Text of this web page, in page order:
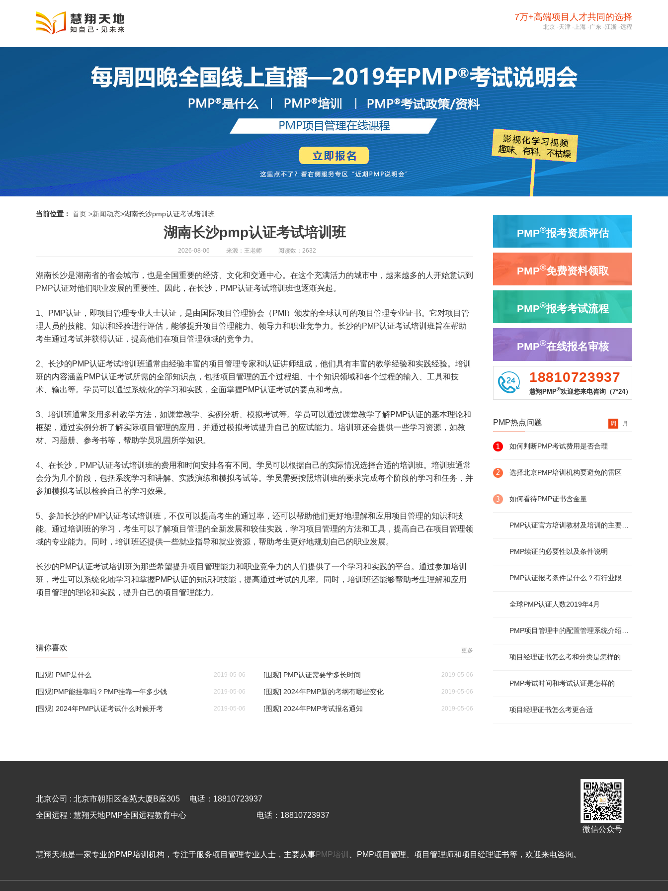
7万+高端项目人才共同的选择
北京 -天津 - 上海 -广东 -江浙 -远程
当前位置： 首页 >新闻动态>湖南长沙pmp认证考试培训班
湖南长沙pmp认证考试培训班
2026-08-06 来源：王老师 阅读数：2632
湖南长沙是湖南省的省会城市，也是全国重要的经济、文化和交通中心。在这个充满活力的城市中，越来越多的人开始意识到
PMP认证对他们职业发展的重要性。因此，在长沙，PMP认证考试培训班也逐渐兴起。
1、PMP认证，即项目管理专业人士认证，是由国际项目管理协会（PMI）颁发的全球认可的项目管理专业证书。它对项目管
理人员的技能、知识和经验进行评估，能够提升项目管理能力、领导力和职业竞争力。长沙的PMP认证考试培训班旨在帮助
考生通过考试并获得认证，提高他们在项目管理领域的竞争力。
2、长沙的PMP认证考试培训班通常由经验丰富的项目管理专家和认证讲师组成，他们具有丰富的教学经验和实践经验。培训
班的内容涵盖PMP认证考试所需的全部知识点，包括项目管理的五个过程组、十个知识领域和各个过程的输入、工具和技
术、输出等。学员可以通过系统化的学习和实践，全面掌握PMP认证考试的要点和考点。
3、培训班通常采用多种教学方法，如课堂教学、实例分析、模拟考试等。学员可以通过课堂教学了解PMP认证的基本理论和
框架，通过实例分析了解实际项目管理的应用，并通过模拟考试提升自己的应试能力。培训班还会提供一些学习资源，如教
材、习题册、参考书等，帮助学员巩固所学知识。
4、在长沙，PMP认证考试培训班的费用和时间安排各有不同。学员可以根据自己的实际情况选择合适的培训班。培训班通常
会分为几个阶段，包括系统学习和讲解、实践演练和模拟考试等。学员需要按照培训班的要求完成每个阶段的学习和任务，并
参加模拟考试以检验自己的学习效果。
5、参加长沙的PMP认证考试培训班，不仅可以提高考生的通过率，还可以帮助他们更好地理解和应用项目管理的知识和技
能。通过培训班的学习，考生可以了解项目管理的全新发展和较佳实践，学习项目管理的方法和工具，提高自己在项目管理领
域的专业能力。同时，培训班还提供一些就业指导和就业资源，帮助考生更好地规划自己的职业发展。
长沙的PMP认证考试培训班为那些希望提升项目管理能力和职业竞争力的人们提供了一个学习和实践的平台。通过参加培训
班，考生可以系统化地学习和掌握PMP认证的知识和技能，提高通过考试的几率。同时，培训班还能够帮助考生理解和应用
项目管理的理论和实践，提升自己的项目管理能力。
猜你喜欢 更多
[围观] PMP是什么 2019-05-06 [围观] PMP认证需要学多长时间 2019-05-06
[围观]PMP能挂靠吗？PMP挂靠一年多少钱 2019-05-06 [围观] 2024年PMP新的考纲有哪些变化 2019-05-06
[围观] 2024年PMP认证考试什么时候开考 2019-05-06 [围观] 2024年PMP考试报名通知 2019-05-06
PMP®报考资质评估
PMP®免费资料领取
PMP®报考考试流程
PMP®在线报名审核
18810723937
慧翔PMP®欢迎您来电咨询（7*24）
PMP热点问题 周 月
如何判断PMP考试费用是否合理
选择北京PMP培训机构要避免的雷区
如何看待PMP证书含金量
PMP续证的必要性以及条件说明
全球PMP认证人数2019年4月
项目经理证书怎么考和分类是怎样的
PMP考试时间和考试认证是怎样的
项目经理证书怎么考更合适
北京公司 : 北京市朝阳区金苑大厦B座305
电话：18810723937
全国远程 : 慧翔天地PMP全国远程教育中心
电话：18810723937
微信公众号
慧翔天地是一家专业的PMP培训机构，专注于服务项目管理专业人士，主要从事PMP培训 、PMP项目管理、项目管理师和项目经理证书等，欢迎来电咨询。